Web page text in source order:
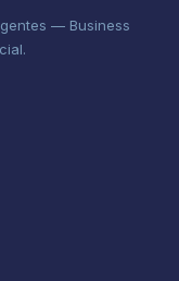
— Business